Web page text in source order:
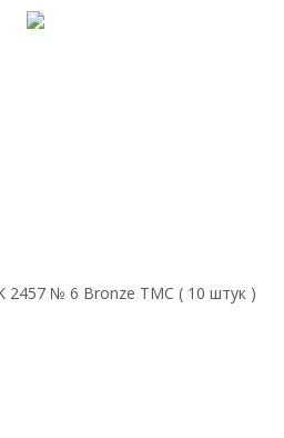
2457 № 6 Bronze TMC ( 10 штук )